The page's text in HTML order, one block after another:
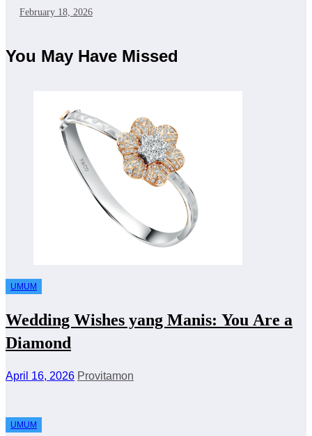
February 18, 2026
You May Have Missed
UMUM
Wedding Wishes yang Manis: You Are a
Diamond
April 16, 2026 Provitamon
UMUM